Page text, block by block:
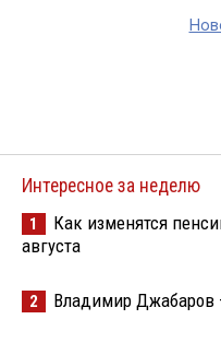
Интересное за неделю
1
Как изменятся
августа
2 Владимир Джабаров